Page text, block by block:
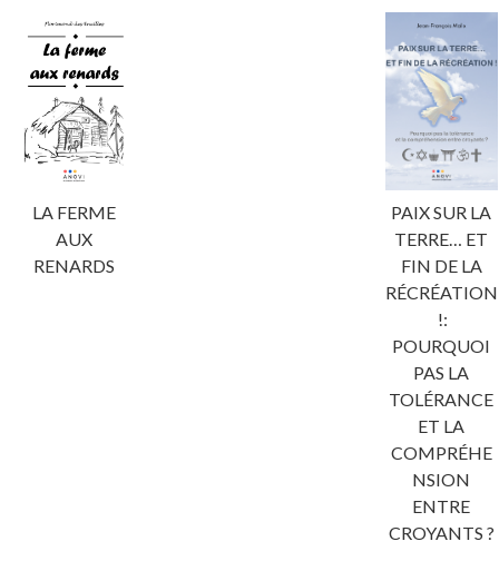
LA FERME
AUX
RENARDS
PAIX SUR LA
TERRE… ET
FIN DE LA
RÉCRÉATION
!:
POURQUOI
PAS LA
TOLÉRANCE
ET LA
COMPRÉHE
NSION
ENTRE
CROYANTS ?